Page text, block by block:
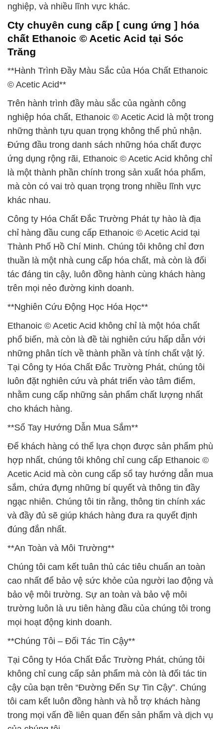
nghiệp, và nhiều lĩnh vực khác.
Cty chuyên cung cấp [ cung ứng ] hóa
chất Ethanoic © Acetic Acid tại Sóc
Trăng
**Hành Trình Đầy Màu Sắc của Hóa Chất Ethanoic
© Acetic Acid**
Trên hành trình đầy màu sắc của ngành công
nghiệp hóa chất, Ethanoic © Acetic Acid là một trong
những thành tựu quan trọng không thể phủ nhận.
Đứng đầu trong danh sách những hóa chất được
ứng dụng rộng rãi, Ethanoic © Acetic Acid không chỉ
là một thành phần chính trong sản xuất hóa phẩm,
mà còn có vai trò quan trọng trong nhiều lĩnh vực
khác nhau.
Công ty Hóa Chất Đắc Trường Phát tự hào là địa
chỉ hàng đầu cung cấp Ethanoic © Acetic Acid tại
Thành Phố Hồ Chí Minh. Chúng tôi không chỉ đơn
thuần là một nhà cung cấp hóa chất, mà còn là đối
tác đáng tin cậy, luôn đồng hành cùng khách hàng
trên mọi nẻo đường kinh doanh.
**Nghiên Cứu Động Học Hóa Học**
Ethanoic © Acetic Acid không chỉ là một hóa chất
phổ biến, mà còn là đề tài nghiên cứu hấp dẫn với
những phân tích về thành phần và tính chất vật lý.
Tại Công ty Hóa Chất Đắc Trường Phát, chúng tôi
luôn đặt nghiên cứu và phát triển vào tâm điểm,
nhằm cung cấp những sản phẩm chất lượng nhất
cho khách hàng.
**Sổ Tay Hướng Dẫn Mua Sắm**
Để khách hàng có thể lựa chọn được sản phẩm phù
hợp nhất, chúng tôi không chỉ cung cấp Ethanoic ©
Acetic Acid mà còn cung cấp sổ tay hướng dẫn mua
sắm, chứa đựng những bí quyết và thông tin đầy
ngạc nhiên. Chúng tôi tin rằng, thông tin chính xác
và đầy đủ sẽ giúp khách hàng đưa ra quyết định
đúng đắn nhất.
**An Toàn và Môi Trường**
Chúng tôi cam kết tuân thủ các tiêu chuẩn an toàn
cao nhất để bảo vệ sức khỏe của người lao động và
bảo vệ môi trường. Sự an toàn và bảo vệ môi
trường luôn là ưu tiên hàng đầu của chúng tôi trong
mọi hoạt động kinh doanh.
**Chúng Tôi – Đối Tác Tin Cậy**
Tại Công ty Hóa Chất Đắc Trường Phát, chúng tôi
không chỉ cung cấp sản phẩm mà còn là đối tác tin
cậy của bạn trên “Đường Đến Sự Tin Cậy”. Chúng
tôi cam kết luôn đồng hành và hỗ trợ khách hàng
trong mọi vấn đề liên quan đến sản phẩm và dịch vụ